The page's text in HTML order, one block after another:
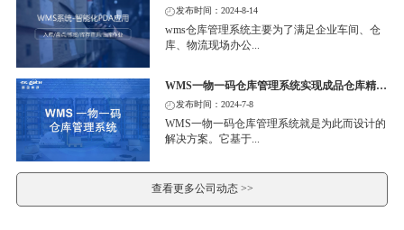
发布时间：2024-8-14
wms仓库管理系统主要为了满足企业车间、仓
库、物流现场办公...
WMS一物一码仓库管理系统实现成品仓库精细化管理
发布时间：2024-7-8
WMS一物一码仓库管理系统就是为此而设计的
解决方案。它基于...
查看更多公司动态 >>